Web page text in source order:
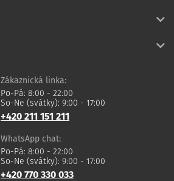
Zákaznická linka:
Po-Pá: 8:00 - 22:00
So-Ne (svátky): 9:00 - 17:00
+420 211 151 211
WhatsApp chat:
Po-Pá: 8:00 - 22:00
So-Ne (svátky): 9:00 - 17:00
+420 770 330 033